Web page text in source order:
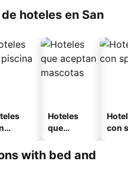
hoteles en San
Hoteles
que
mascotas
con
with bed and